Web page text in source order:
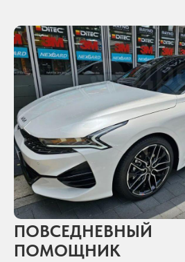
ПОВСЕДНЕВНЫЙ
ПОМОЩНИК